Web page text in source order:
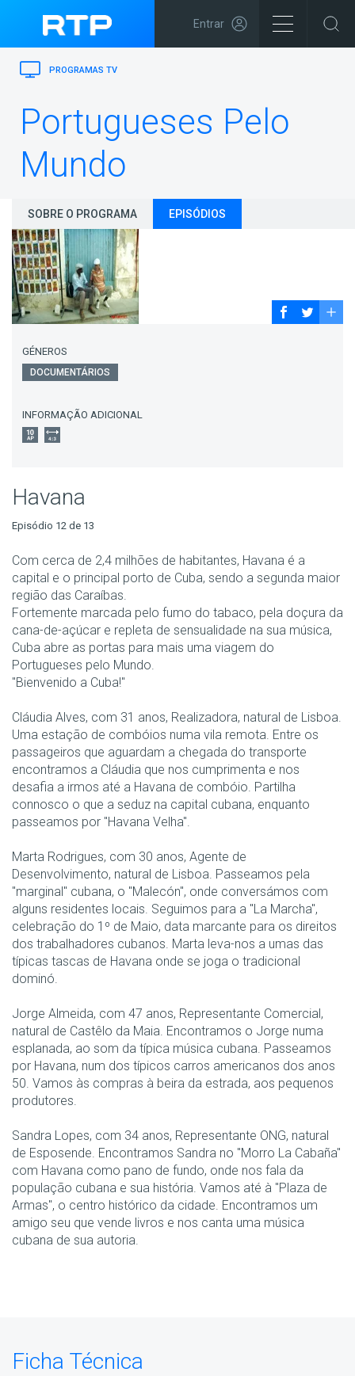
Entrar
PROGRAMAS TV
Portugueses Pelo
Mundo
SOBRE O PROGRAMA EPISÓDIOS
GÉNEROS
DOCUMENTÁRIOS
INFORMAÇÃO ADICIONAL
Havana
Episódio 12 de 13
Com cerca de 2,4 milhões de habitantes, Havana é a
capital e o principal porto de Cuba, sendo a segunda maior
região das Caraíbas.
Fortemente marcada pelo fumo do tabaco, pela doçura da
cana-de-açúcar e repleta de sensualidade na sua música,
Cuba abre as portas para mais uma viagem do
Portugueses pelo Mundo.
"Bienvenido a Cuba!"
Cláudia Alves, com 31 anos, Realizadora, natural de Lisboa.
Uma estação de combóios numa vila remota. Entre os
passageiros que aguardam a chegada do transporte
encontramos a Cláudia que nos cumprimenta e nos
desafia a irmos até a Havana de combóio. Partilha
connosco o que a seduz na capital cubana, enquanto
passeamos por "Havana Velha".
Marta Rodrigues, com 30 anos, Agente de
Desenvolvimento, natural de Lisboa. Passeamos pela
"marginal" cubana, o "Malecón", onde conversámos com
alguns residentes locais. Seguimos para a "La Marcha",
celebração do 1º de Maio, data marcante para os direitos
dos trabalhadores cubanos. Marta leva-nos a umas das
típicas tascas de Havana onde se joga o tradicional
dominó.
Jorge Almeida, com 47 anos, Representante Comercial,
natural de Castêlo da Maia. Encontramos o Jorge numa
esplanada, ao som da típica música cubana. Passeamos
por Havana, num dos típicos carros americanos dos anos
50. Vamos às compras à beira da estrada, aos pequenos
produtores.
Sandra Lopes, com 34 anos, Representante ONG, natural
de Esposende. Encontramos Sandra no "Morro La Cabaña"
com Havana como pano de fundo, onde nos fala da
população cubana e sua história. Vamos até à "Plaza de
Armas", o centro histórico da cidade. Encontramos um
amigo seu que vende livros e nos canta uma música
cubana de sua autoria.
Ficha Técnica